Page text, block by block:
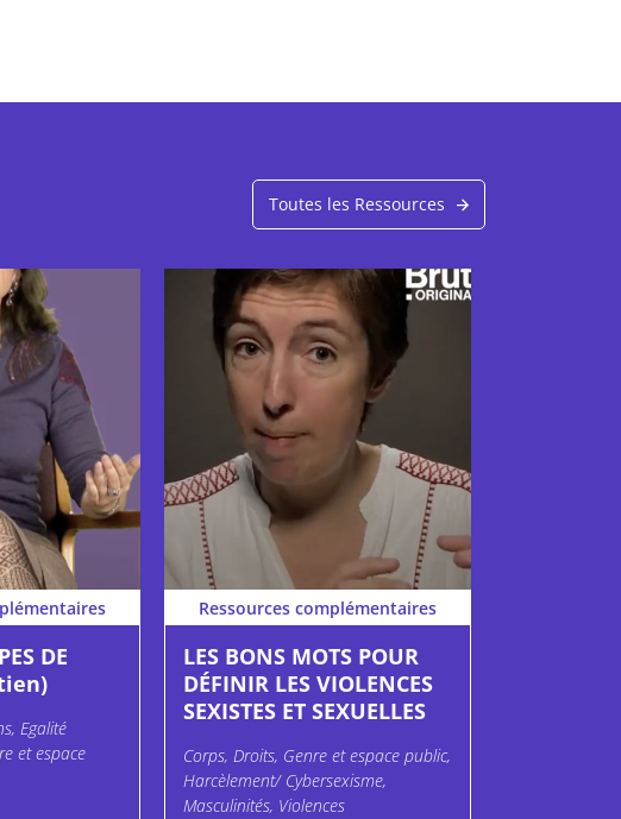
Toutes les Ressources
DE
Egalité
et espace
Ressources complémentaires
LES BONS MOTS POUR
DÉFINIR LES VIOLENCES
SEXISTES ET SEXUELLES
Corps, Droits, Genre et espace public,
Harcèlement/ Cybersexisme,
Masculinités, Violences